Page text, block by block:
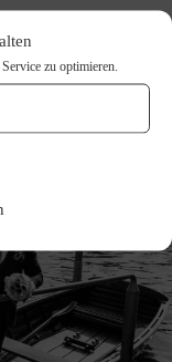
zu optimieren.